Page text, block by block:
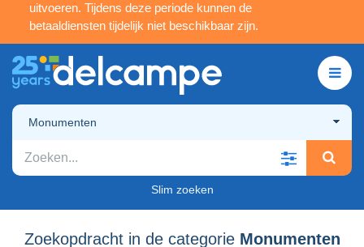
uitvoeren. Tijdens deze periode kunnen de
betaaldiensten tijdelijk niet beschikbaar zijn.
Monumenten
Slim zoeken
Zoekopdracht in de categorie Monumenten